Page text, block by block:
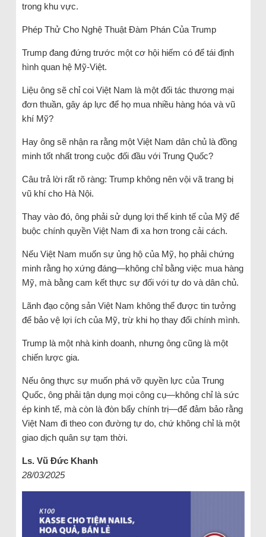
trong khu vực.
Phép Thử Cho Nghệ Thuật Đàm Phán Của Trump
Trump đang đứng trước một cơ hội hiếm có để tái định
hình quan hệ Mỹ-Việt.
Liệu ông sẽ chỉ coi Việt Nam là một đối tác thương mại
đơn thuần, gây áp lực để họ mua nhiều hàng hóa và vũ
khí Mỹ?
Hay ông sẽ nhận ra rằng một Việt Nam dân chủ là đồng
minh tốt nhất trong cuộc đối đầu với Trung Quốc?
Câu trả lời rất rõ ràng: Trump không nên vội vã trang bị
vũ khí cho Hà Nội.
Thay vào đó, ông phải sử dụng lợi thế kinh tế của Mỹ để
buộc chính quyền Việt Nam đi xa hơn trong cải cách.
Nếu Việt Nam muốn sự ủng hộ của Mỹ, họ phải chứng
minh rằng họ xứng đáng—không chỉ bằng việc mua hàng
Mỹ, mà bằng cam kết thực sự đối với tự do và dân chủ.
Lãnh đạo cộng sản Việt Nam không thể được tin tưởng
để bảo vệ lợi ích của Mỹ, trừ khi họ thay đổi chính mình.
Trump là một nhà kinh doanh, nhưng ông cũng là một
chiến lược gia.
Nếu ông thực sự muốn phá vỡ quyền lực của Trung
Quốc, ông phải tận dụng mọi công cụ—không chỉ là sức
ép kinh tế, mà còn là đòn bẩy chính trị—để đảm bảo rằng
Việt Nam đi theo con đường tự do, chứ không chỉ là một
giao dịch quân sự tạm thời.
Ls. Vũ Đức Khanh
28/03/2025